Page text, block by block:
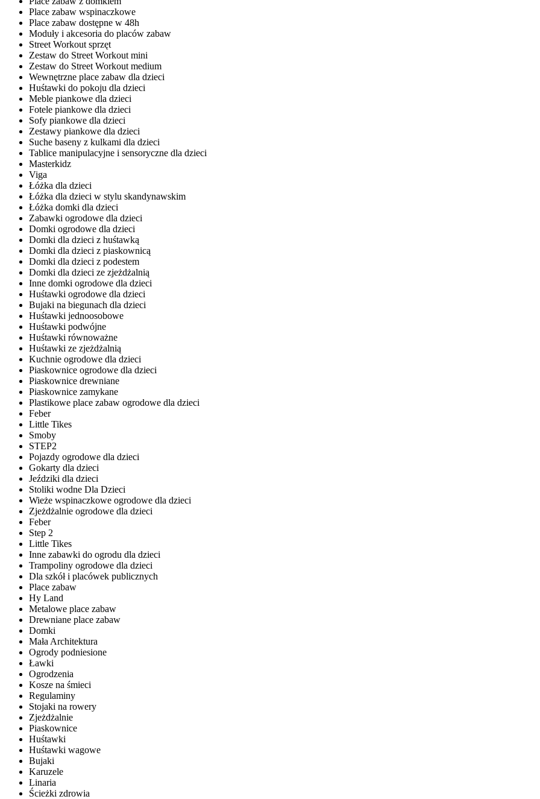
Place zabaw wspinaczkowe
Place zabaw dostępne w 48h
Moduły i akcesoria do placów zabaw
Street Workout sprzęt
Zestaw do Street Workout mini
Zestaw do Street Workout medium
Wewnętrzne place zabaw dla dzieci
Huśtawki do pokoju dla dzieci
Meble piankowe dla dzieci
Fotele piankowe dla dzieci
Sofy piankowe dla dzieci
Zestawy piankowe dla dzieci
Suche baseny z kulkami dla dzieci
Tablice manipulacyjne i sensoryczne dla dzieci
Masterkidz
Viga
Łóżka dla dzieci
Łóżka dla dzieci w stylu skandynawskim
Łóżka domki dla dzieci
Zabawki ogrodowe dla dzieci
Domki ogrodowe dla dzieci
Domki dla dzieci z huśtawką
Domki dla dzieci z piaskownicą
Domki dla dzieci z podestem
Domki dla dzieci ze zjeżdżalnią
Inne domki ogrodowe dla dzieci
Huśtawki ogrodowe dla dzieci
Bujaki na biegunach dla dzieci
Huśtawki jednoosobowe
Huśtawki podwójne
Huśtawki równoważne
Huśtawki ze zjeżdżalnią
Kuchnie ogrodowe dla dzieci
Piaskownice ogrodowe dla dzieci
Piaskownice drewniane
Piaskownice zamykane
Plastikowe place zabaw ogrodowe dla dzieci
Feber
Little Tikes
Smoby
STEP2
Pojazdy ogrodowe dla dzieci
Gokarty dla dzieci
Jeździki dla dzieci
Stoliki wodne Dla Dzieci
Wieże wspinaczkowe ogrodowe dla dzieci
Zjeżdżalnie ogrodowe dla dzieci
Feber
Step 2
Little Tikes
Inne zabawki do ogrodu dla dzieci
Trampoliny ogrodowe dla dzieci
Dla szkół i placówek publicznych
Place zabaw
Hy Land
Metalowe place zabaw
Drewniane place zabaw
Domki
Mała Architektura
Ogrody podniesione
Ławki
Ogrodzenia
Kosze na śmieci
Regulaminy
Stojaki na rowery
Zjeżdżalnie
Piaskownice
Huśtawki
Huśtawki wagowe
Bujaki
Karuzele
Linaria
Ścieżki zdrowia